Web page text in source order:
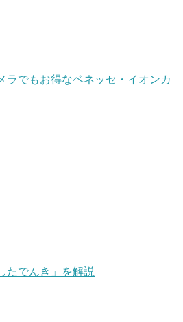
ラでもお得なベネッセ・イオンカ
たでんき」を解説